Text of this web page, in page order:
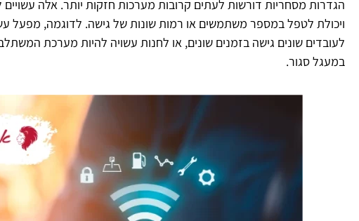
הגדרות מסחריות דורשות לעתים קרובות מערכות חזקות יותר. אלה
ויכולת לטפל במספר משתמשים או רמות שונות של גישה. לדוגמה,
לעובדים שונים גישה בזמנים שונים, או לחנות עשויה להיות מערכת
במעגל סגור.